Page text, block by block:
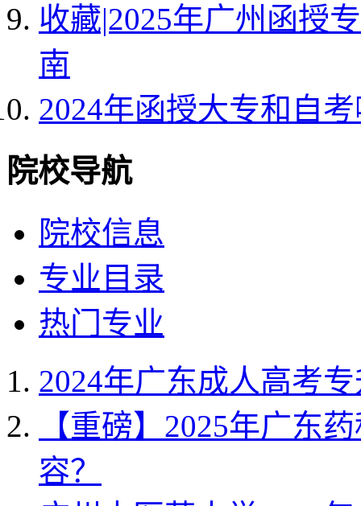
收藏|2025年广州函授
南
2024年函授大专和自
院校导航
院校信息
专业目录
热门专业
2024年广东成人高考
【重磅】2025年广东
容？